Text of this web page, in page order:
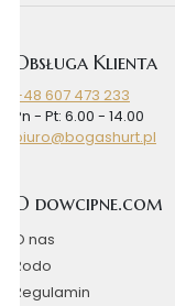
Obsługa Klienta
+48 607 473 233
Pn - Pt: 6.00 - 14.00
biuro@bogashurt.pl
O dowcipne.com
O nas
Rodo
Regulamin